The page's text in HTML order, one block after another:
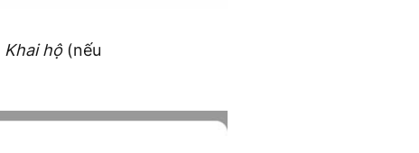
Khai hộ(nếu